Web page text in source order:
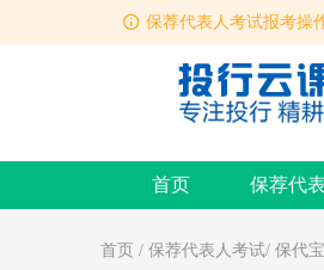
保荐代表人考试报考操
投行云课堂APP（安
保荐代表人考试报考操
首页 保荐代
首页 / 保荐代表人考试/ 保代